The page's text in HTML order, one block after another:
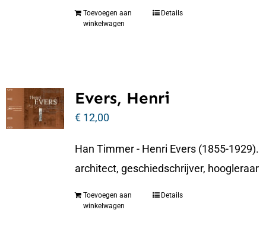
Toevoegen aan
winkelwagen
Details
Evers, Henri
€12,00
Han Timmer - Henri Evers (1855-1929).
architect, geschiedschrijver, hoogleraar
Toevoegen aan
winkelwagen
Details